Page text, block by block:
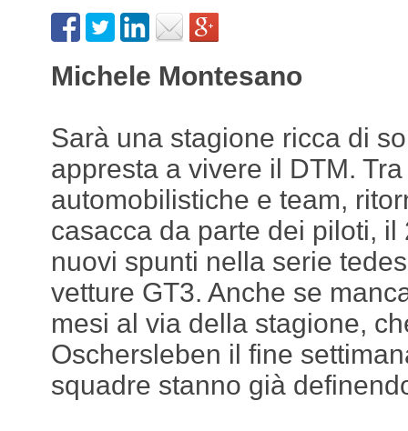
Michele Montesano
Sarà una stagione ricca di
appresta a vivere il DTM.
automobilistiche e team,
casacca da parte dei piloti, il
nuovi spunti nella serie
vetture GT3. Anche se
mesi al via della stagione,
Oschersleben il fine
squadre stanno già